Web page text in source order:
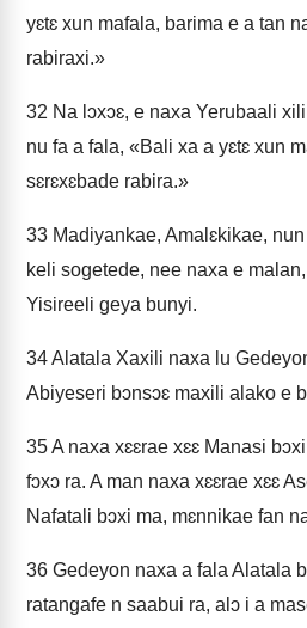
yɛtɛ xun mafala, barima e a tan
rabiraxi.»
32 Na lɔxɔɛ, e naxa Yerubaali
nu fa a fala, «Bali xa a yɛtɛ xun
sɛrɛxɛbade rabira.»
33 Madiyankae, Amalɛkikae,
keli sogetede, nee naxa e
Yisireeli geya bunyi.
34Alatala Xaxili naxa lu
Abiyeseri bɔnsɔɛ maxili alako e
35A naxa xɛɛrae xɛɛ Manasi
fɔxɔ ra. A man naxa xɛɛrae xɛɛ
Nafatali bɔxi ma, mɛnnikae fan
36 Gedeyon naxa a fala Alatala
ratangafe n saabui ra, alɔ i a